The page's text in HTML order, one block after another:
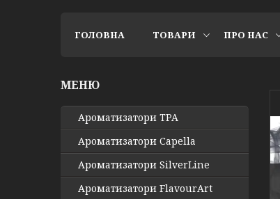
ГОЛОВНА ТОВАРИ ПРО НАС
Ароматизатори TPA
Ароматизатори Capella
Ароматизатори SilverLine
Ароматизатори FlavourArt